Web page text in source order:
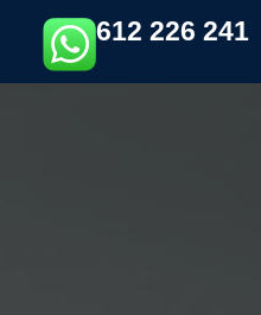
612 226 241